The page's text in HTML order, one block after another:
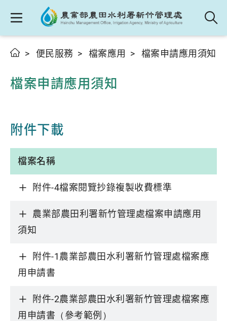
便民服務 檔案應用 檔案申請應用須知
檔案申請應用須知
附件下載
檔案名稱
附件-4檔案閱覽抄錄複製收費標準
農業部農田利署新竹管理處檔案申請應用
須知
附件-1農業部農田水利署新竹管理處檔案應
用申請書
附件-2農業部農田水利署新竹管理處檔案應
用申請書（參考範例）